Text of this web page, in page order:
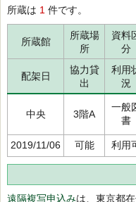
所蔵は 1 件です。
所蔵館
所蔵場
所
資料
分
配架日
協力貸
出
利用
況
中央 3階A
一般
書
2019/11/06 可能 利用
遠隔複写申込みは、東京都